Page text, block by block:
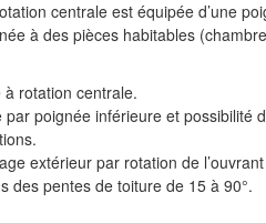
centrale est équipée d’une
à des pièces habitables
rotation centrale.
par poignée inférieure et possibilité
extérieur par rotation de
des pentes de toiture de 15 à 90°.